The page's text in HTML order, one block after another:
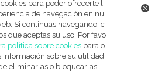
Apoyo durante actividades
Clasificación de documentos
para poder ofrecerte l
de navegación en nu
Si continuas navegando, c
que aceptas su uso. Por favo
política sobre cookiespara o
información sobre su utilidad
eliminarlas o bloquearlas.